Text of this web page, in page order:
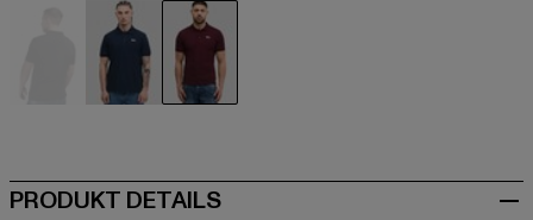
PRODUKT DETAILS